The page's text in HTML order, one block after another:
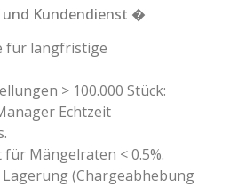
und Kundendienst �
für langfristige
> 100.000 Stück:
Echtzeit
Mängelraten < 0.5%.
(Chargeabhebung